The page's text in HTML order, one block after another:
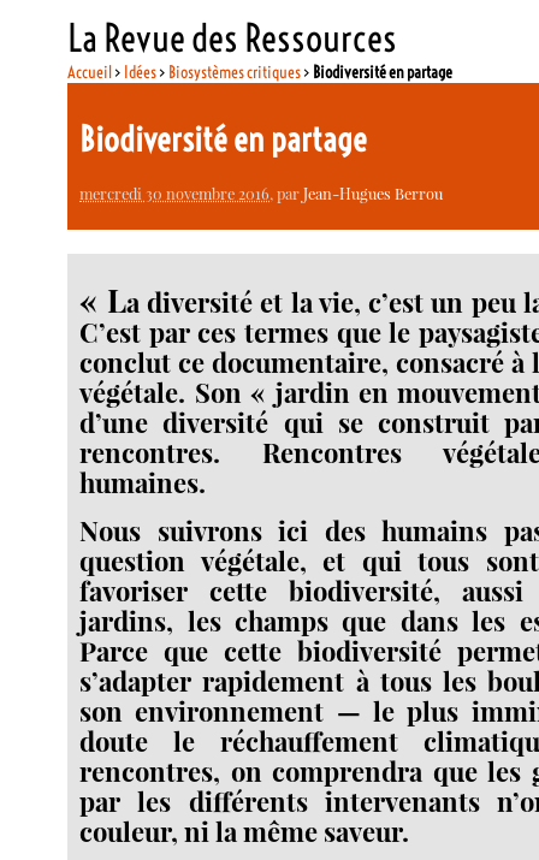
La Revue des Ressources
Accueil> Idées> Biosystèmes critiques> Biodiversité en partage
Biodiversité en partage
mercredi 30 novembre 2016, parJean-Hugues Berrou
« La diversité et la vie, c’est un peu
C’est par ces termes que le
conclut ce documentaire, consacré
végétale. Son « jardin en
d’une diversité qui se construit
rencontres. Rencontres
humaines.
Nous suivrons ici des humains
question végétale, et qui tous
favoriser cette biodiversité,
jardins, les champs que dans les
Parce que cette biodiversité
s’adapter rapidement à tous les
son environnement — le plus
doute le réchauffement
rencontres, on comprendra que les
par les différents intervenants
couleur, ni la même saveur.